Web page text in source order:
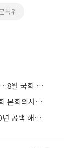
특위
'선관위 특검' 합의했지만 '형소법'은 강행…8월 국회 '입법 2차전' 예고
당 주도 통과
민주, 특별감찰관 후보에 최길수 추천…10년 공백 해소 속도